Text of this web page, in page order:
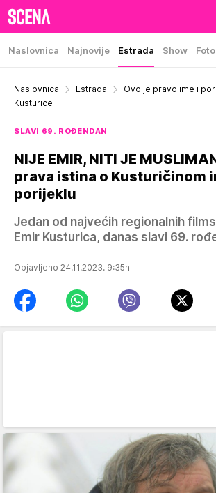
Naslovnica Najnovije Estrada Show
Naslovnica Estrada
Ovo je pravo ime i
Kusturice
SLAVI 69. ROĐENDAN
NIJE EMIR, NITI JE
prava istina o Kusturičinom
porijeklu
Jedan od najvećih regionalnih
Emir Kusturica, danas slavi 69.
Objavljeno 24.11.2023. 9:35h